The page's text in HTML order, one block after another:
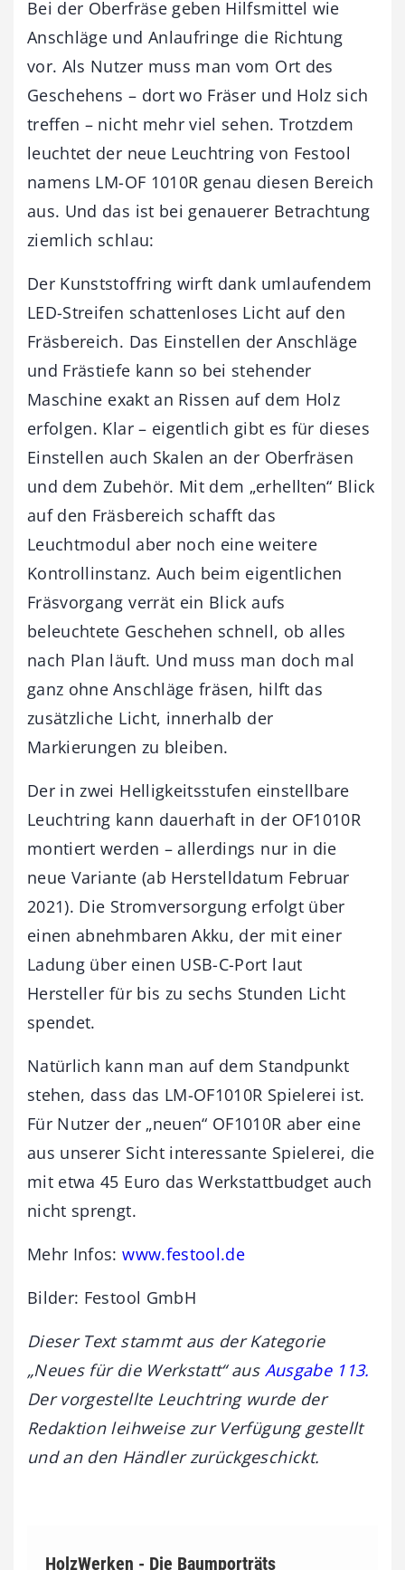
Bei der Oberfräse geben Hilfsmittel wie
Anschläge und Anlaufringe die Richtung
vor. Als Nutzer muss man vom Ort des
Geschehens – dort wo Fräser und Holz sich
treffen – nicht mehr viel sehen. Trotzdem
leuchtet der neue Leuchtring von Festool
namens LM-OF 1010R genau diesen Bereich
aus. Und das ist bei genauerer Betrachtung
ziemlich schlau:
Der Kunststoffring wirft dank umlaufendem
LED-Streifen schattenloses Licht auf den
Fräsbereich. Das Einstellen der Anschläge
und Frästiefe kann so bei stehender
Maschine exakt an Rissen auf dem Holz
erfolgen. Klar – eigentlich gibt es für dieses
Einstellen auch Skalen an der Oberfräsen
und dem Zubehör. Mit dem „erhellten“ Blick
auf den Fräsbereich schafft das
Leuchtmodul aber noch eine weitere
Kontrollinstanz. Auch beim eigentlichen
Fräsvorgang verrät ein Blick aufs
beleuchtete Geschehen schnell, ob alles
nach Plan läuft. Und muss man doch mal
ganz ohne Anschläge fräsen, hilft das
zusätzliche Licht, innerhalb der
Markierungen zu bleiben.
Der in zwei Helligkeitsstufen einstellbare
Leuchtring kann dauerhaft in der OF1010R
montiert werden – allerdings nur in die
neue Variante (ab Herstelldatum Februar
2021). Die Stromversorgung erfolgt über
einen abnehmbaren Akku, der mit einer
Ladung über einen USB-C-Port laut
Hersteller für bis zu sechs Stunden Licht
spendet.
Natürlich kann man auf dem Standpunkt
stehen, dass das LM-OF1010R Spielerei ist.
Für Nutzer der „neuen“ OF1010R aber eine
aus unserer Sicht interessante Spielerei, die
mit etwa 45 Euro das Werkstattbudget auch
nicht sprengt.
Mehr Infos:www.festool.de
Bilder: Festool GmbH
Dieser Text stammt aus der Kategorie
„Neues für die Werkstatt“ aus Ausgabe 113.
Der vorgestellte Leuchtring wurde der
Redaktion leihweise zur Verfügung gestellt
und an den Händler zurückgeschickt.
HolzWerken - Die Baumporträts